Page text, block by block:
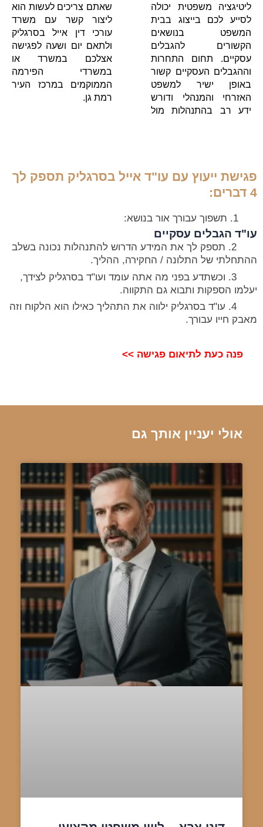
ליטיגציה משפטית יכולה
לסייע לכם בייצוג בבית
המשפט בנושאים
הקשורים להגבלים
עסקיים. תחום התחרות
וההגבלים העסקיים קשור
באופן ישיר למשפט
האזרחי והמנהלי ודורש
ידע רב בהתנהלות מול
שאתם צריכים לעשות הוא
ליצור קשר עם משרד
עורכי דין אייל בסרגליק
ולתאם יום ושעה לפגישה
אצלכם במשרד או
במשרדי הפירמה
הממוקמים במרכז העיר
רמת גן.
פגישת ייעוץ עם עו"ד אייל בסרגליק תספק לך
4 דברים:
תשפוך עבורך אור בנושא:
עו"ד הגבלים עסקיים
2. תספק לך את המידע הדרוש להתנהלות נכונה בשלב
ההתחלתי של התלונה / החקירה, ההליך.
3. וכשתדע בפני מה אתה עומד ועו"ד בסרגליק לצידך,
יעלמו הספקות ותבוא גם התקווה.
4. עו"ד בסרגליק ילווה את התהליך כאילו הוא הלקוח וזה
מאבק חייו עבורך.
פנה כעת לתיאום פגישה >>
אולי יעניין אותך גם